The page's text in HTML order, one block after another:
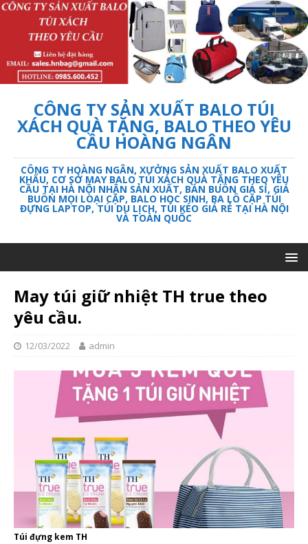
CÔNG TY SẢN XUẤT BALO TÚI
XÁCH QUÀ TẶNG, BALO THEO YÊU
CẦU HOÀNG NGÂN
CÔNG TY HOÀNG NGÂN, XƯỞNG SẢN XUẤT BALO XUẤT
KHẨU, CƠ SỞ MAY BALO TÚI XÁCH QUÀ TẶNG THEO YÊU
CẦU TẠI HÀ NỘI NHẬN SẢN XUẤT, BÁN BUÔN GIÁ SỈ, GIÁ
BUÔN MỌI LOẠI CẶP, BALO HỌC SINH, BA LÔ CẶP TÚI
ĐỰNG LAPTOP, TÚI DU LỊCH, TÚI KÉO GIÁ RẺ TẠI HÀ NỘI
VÀ TOÀN QUỐC
May túi giữ nhiệt TH true theo
yêu cầu.
12/03/2022 admin
Túi đựng kem TH